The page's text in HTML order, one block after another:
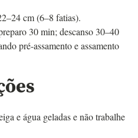
cm (6–8 fatias).
30 min; descanso 30–40
pré-assamento e assamento
e água geladas e não trabalhe